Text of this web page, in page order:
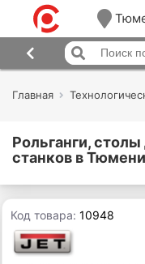
Главная
Рольганги,
станков в Тюмени
Код товара:10948